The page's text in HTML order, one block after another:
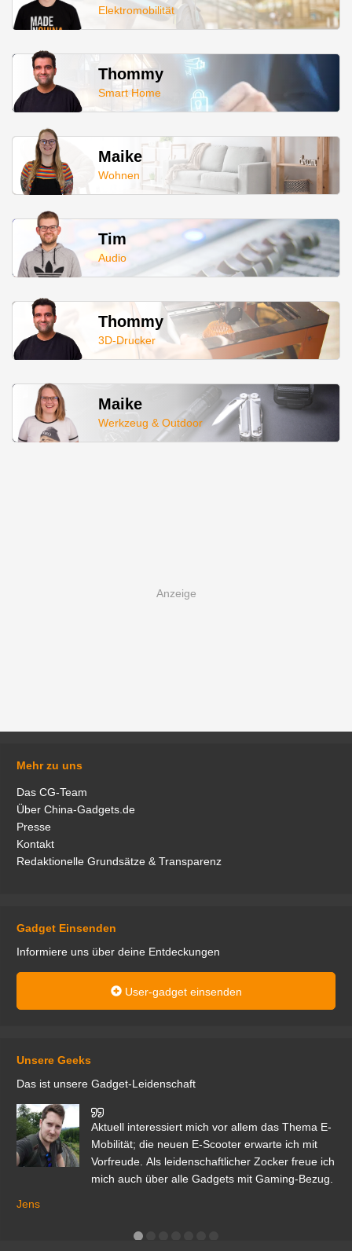
Elektromobilität
Thommy
Smart Home
Maike
Wohnen
Tim
Audio
Thommy
3D-Drucker
Maike
Werkzeug & Outdoor
Mehr zu uns
Das CG-Team
Über China-Gadgets.de
Presse
Kontakt
Redaktionelle Grundsätze & Transparenz
Gadget Einsenden
Informiere uns über deine Entdeckungen
User-gadget einsenden
Unsere Geeks
Das ist unsere Gadget-Leidenschaft
Aktuell interessiert mich vor allem das Thema E-
Mobilität; die neuen E-Scooter erwarte ich mit
Vorfreude. Als leidenschaftlicher Zocker freue ich
mich auch über alle Gadgets mit Gaming-Bezug.
Jens